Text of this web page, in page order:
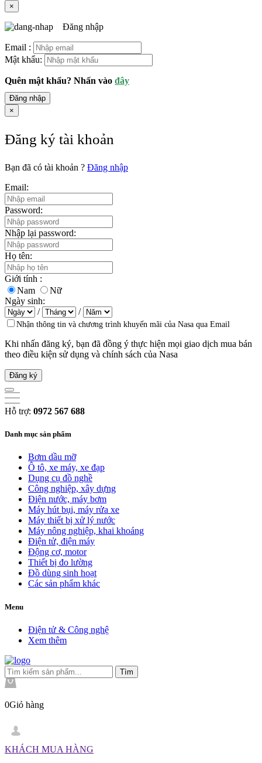
×
Đăng nhập
Email :
Mật khẩu:
Quên mật khẩu? Nhấn vào đây
Đăng nhập
×
Đăng ký tài khoản
Bạn đã có tài khoản ? Đăng nhập
Email:
Password:
Nhập lại password:
Họ tên:
Giới tính :
Nam
Nữ
Ngày sinh:
/
/
Nhận thông tin và chương trình khuyến mãi của Nasa qua Email
Khi nhấn đăng ký, bạn đã đồng ý thực hiện mọi giao dịch mua bán
theo điều kiện sử dụng và chính sách của Nasa
Đăng ký
Hỗ trợ: 0972 567 688
Danh mục sản phẩm
Bơm dầu mỡ
Ô tô, xe máy, xe đạp
Dụng cụ đồ nghề
Công nghiệp, xây dựng
Điện nước, máy bơm
Máy hút bụi, máy rửa xe
Máy thiết bị xử lý nước
Máy nông nghiệp, khai khoáng
Điện tử, điện máy
Động cơ, motor
Thiết bị đo lường
Đồ dùng sinh hoạt
Các sản phẩm khác
Menu
Điện tử & Công nghệ
Xem thêm
0Giỏ hàng
KHÁCH MUA HÀNG